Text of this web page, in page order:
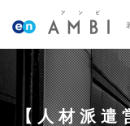
【人材派